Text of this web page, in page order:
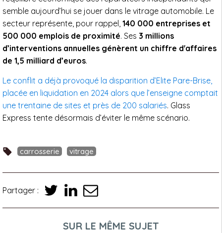
semble aujourd’hui se jouer dans le vitrage automobile. Le
secteur représente, pour rappel, 140 000 entreprises et
500 000 emplois de proximité. Ses 3 millions
d’interventions annuelles génèrent un chiffre d'affaires
de 1,5 milliard d’euros.
Le conflit a déjà provoqué la disparition d’Elite Pare-Brise,
placée en liquidation en 2024 alors que l’enseigne comptait
une trentaine de sites et près de 200 salariés. Glass
Express tente désormais d’éviter le même scénario.
carrosserie vitrage
Partager :
SUR LE MÊME SUJET